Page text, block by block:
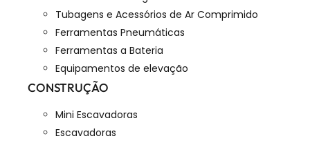
Tubagens e Acessórios de Ar Comprimido
Ferramentas Pneumáticas
Ferramentas a Bateria
Equipamentos de elevação
CONSTRUÇÃO
Mini Escavadoras
Escavadoras